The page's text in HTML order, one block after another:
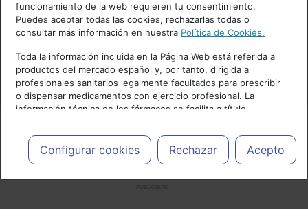
Accede o regístrate con tu email.
Cancelar
funcionamiento de la web requieren tu consentimiento.
Puedes aceptar todas las cookies, rechazarlas todas o
consultar más información en nuestra Política de Cookies.
Toda la información incluida en la Página Web está referida a
productos del mercado español y, por tanto, dirigida a
profesionales sanitarios legalmente facultados para prescribir
o dispensar medicamentos con ejercicio profesional. La
información técnica de los fármacos se facilita a título
meramente informativo, siendo responsabilidad de los
profesionales facultados prescribir medicamentos y decidir, en
cada caso concreto, el tratamiento más adecuado a las
necesidades del paciente.
Configurar cookies Rechazar Acepto